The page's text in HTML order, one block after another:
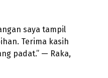
saya tampil
Terima kasih
padat.” — Raka,